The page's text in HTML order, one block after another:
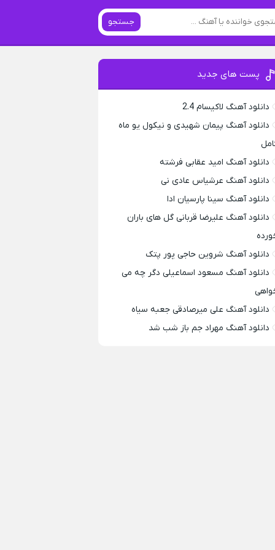
جستجو
پست های جدید
دانلود آهنگ لاکیسام 2.4
دانلود آهنگ پیمان شهیدی و نیکول یو ماه
دانلود آهنگ امید عقابی فرشته
دانلود آهنگ عرشیاس عادی نی
دانلود آهنگ سینا پارسیان ادا
دانلود آهنگ علیرضا قربانی گل های باران
دانلود آهنگ شروین حاجی پور پتک
دانلود آهنگ مسعود اسماعیلی دگر چه می
دانلود آهنگ علی میرصادقی جعبه سیاه
دانلود آهنگ مهراد جم باز شب شد